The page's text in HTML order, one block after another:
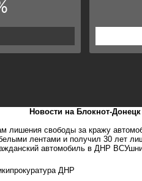
Новости на Блoкнoт-Донецк
лишения свободы за кражу
лентами и получил 30 лет
автомобиль в ДНР
прокуратура ДНР